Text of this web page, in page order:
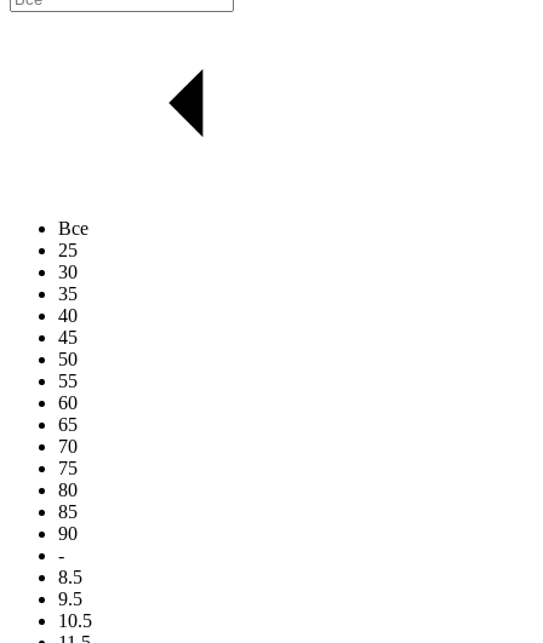
Все
25
30
35
40
45
50
55
60
65
70
75
80
85
90
-
8.5
9.5
10.5